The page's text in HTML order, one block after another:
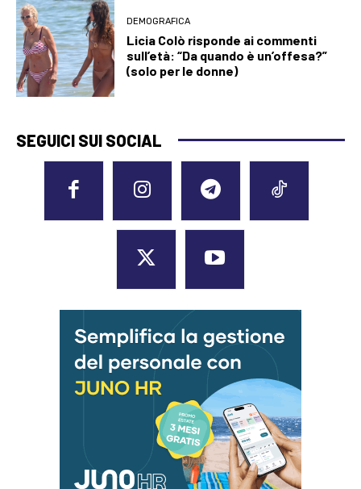
DEMOGRAFICA
Licia Colò risponde ai commenti
sull’età: “Da quando è un’offesa?”
(solo per le donne)
SEGUICI SUI SOCIAL